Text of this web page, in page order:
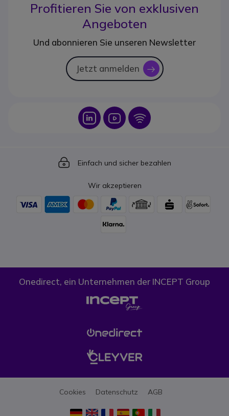
Profitieren Sie von exklusiven
Angeboten
Und abonnieren Sie unseren Newsletter
Jetzt anmelden icon
Icon Icon Icon
Icon
Einfach und sicher bezahlen
Wir akzeptieren
Onedirect, ein Unternehmen der INCEPT Group
Cookies Datenschutz AGB